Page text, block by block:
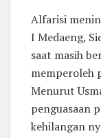
Alfarisi
I Medaeng,
saat masih
memperoleh
Menurut
penguasaan
kehilangan